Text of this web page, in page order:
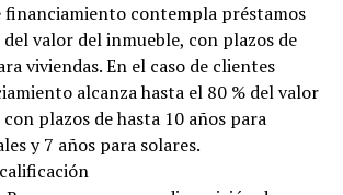
financiamiento contempla préstamos
del valor del inmueble, con plazos de
viviendas. En el caso de clientes
alcanza hasta el 80 % del valor
plazos de hasta 10 años para
y 7 años para solares.